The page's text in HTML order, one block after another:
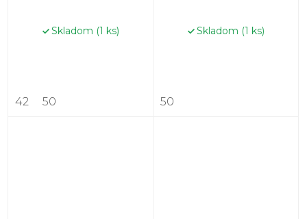
Skladom (1 ks)
42 50
Skladom (1 ks)
50